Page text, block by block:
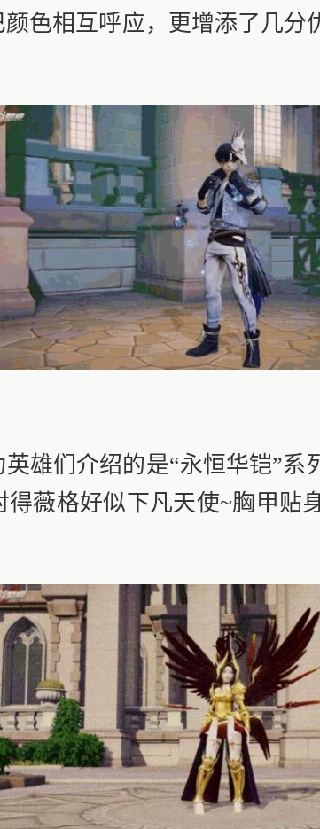
色相互呼应，更增添了几
们介绍的是“永恒华铠”系
薇格好似下凡天使~胸甲贴